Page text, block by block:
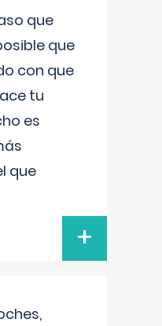
que
que
con que
tu
es
que
+